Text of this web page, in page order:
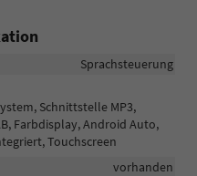
Sprachsteuerung
Schnittstelle MP3,
Farbdisplay, Android Auto,
Touchscreen
vorhanden